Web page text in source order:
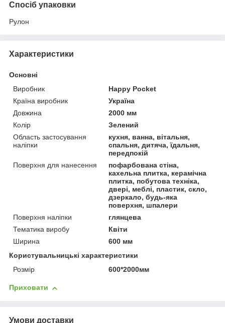
Спосіб упаковки
Рулон
Характеристики
Основні
Виробник
Happy Pocket
Країна виробник
Україна
Довжина
2000 мм
Колір
Зелений
Область застосування
наліпки
кухня, ванна, вітальня,
спальня, дитяча, їдальня,
передпокій
Поверхня для нанесення
пофарбована стіна,
кахельна плитка, керамічна
плитка, побутова техніка,
двері, меблі, пластик, скло,
дзеркало, будь-яка
поверхня, шпалери
Поверхня наліпки
глянцева
Тематика виробу
Квіти
Ширина
600 мм
Користувальницькі характеристики
Розмір
600*2000мм
Приховати
Умови доставки